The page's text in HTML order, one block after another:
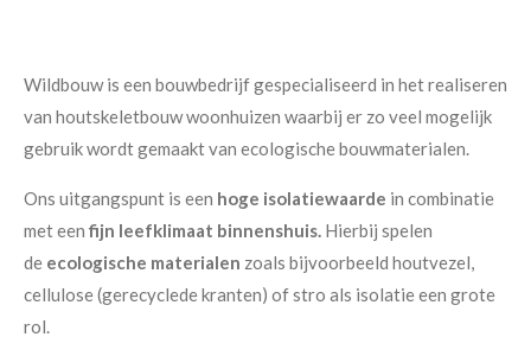
Wildbouw is een bouwbedrijf gespecialiseerd in het realiseren
van houtskeletbouw woonhuizen waarbij er zo veel mogelijk
gebruik wordt gemaakt van ecologische bouwmaterialen.
Ons uitgangspunt is een hoge isolatiewaarde in combinatie
met een fijn leefklimaat binnenshuis. Hierbij spelen
de ecologische materialen zoals bijvoorbeeld houtvezel,
cellulose (gerecyclede kranten) of stro als isolatie een grote
rol.